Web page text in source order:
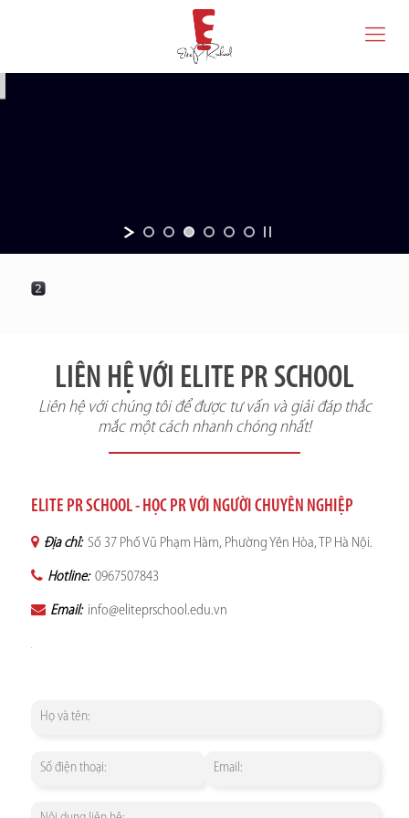
LIÊN HỆ VỚI ELITE PR SCHOOL
Liên hệ với chúng tôi để được tư vấn và giải đáp thắc
mắc một cách nhanh chóng nhất!
ELITE PR SCHOOL - HỌC PR VỚI NGƯỜI CHUYÊN NGHIỆP
Địa chỉ: Số 37 Phố Vũ Phạm Hàm, Phường Yên Hòa, TP Hà Nội.
Hotline: 0967507843
Email: info@eliteprschool.edu.vn